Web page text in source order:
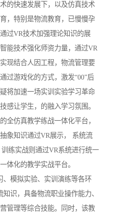
的快速发展下，以及仿真技术
，特别是物流教育，已慢慢孕
过VR技术加强理论知识的展
能技术强化师资力量，通过VR
现结合人因工程，物流管理要
过游戏化的方式，激发“00”后
将加速一场实训实验学习革命
感让学生，的融入学习氛围。
全仿真教学练战一体化平台，
象知识通过VR展示， 系统流
练实战则通过VR系统进行统一
体化的教学实战平台。
模拟实验、实训演练等各环
识，具备物流职业操作能力、
管理等综合技能。同时，该教